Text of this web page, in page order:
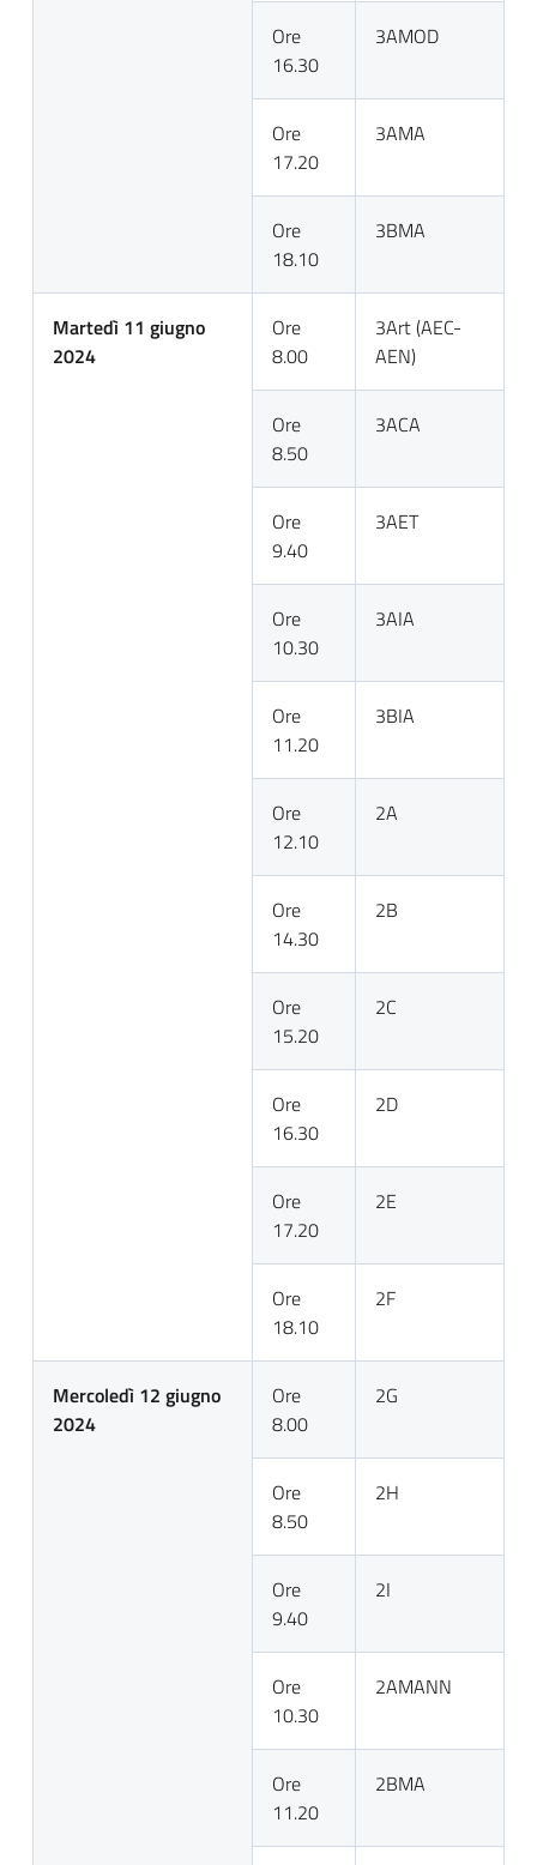
Ore
16.30
3AMOD
Ore
17.20
3AMA
Ore
18.10
3BMA
Martedì 11 giugno
2024
Ore
8.00
3Art (AEC-
AEN)
Ore
8.50
3ACA
Ore
9.40
3AET
Ore
10.30
3AIA
Ore
11.20
3BIA
Ore
12.10
2A
Ore
14.30
2B
Ore
15.20
2C
Ore
16.30
2D
Ore
17.20
2E
Ore
18.10
2F
Mercoledì 12 giugno
2024
Ore
8.00
2G
Ore
8.50
2H
Ore
9.40
2I
Ore
10.30
2AMANN
Ore
11.20
2BMA